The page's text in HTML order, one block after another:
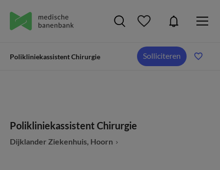
Polikliniekassistent Chirurgie Solliciteren
Polikliniekassistent Chirurgie
Dijklander Ziekenhuis, Hoorn